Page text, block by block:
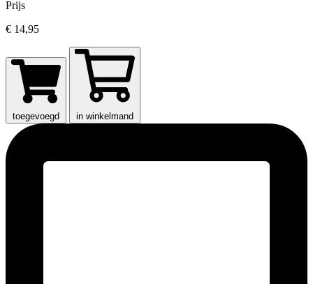
Prijs
€ 14,95
toegevoegd in winkelmand